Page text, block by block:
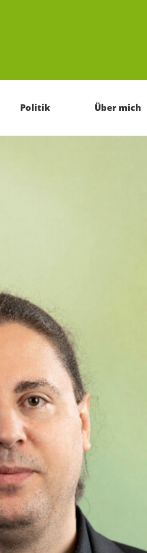
Politik Über mich